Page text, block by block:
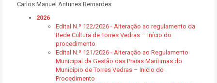
Carlos Manuel Antunes Bernardes
2026
Edital N.º 122/2026 - Alteração ao regulamento da
Rede Cultura de Torres Vedras – Início do
procedimento
Edital N.º 121/2026 - Alteração ao Regulamento
Municipal da Gestão das Praias Marítimas do
Município de Torres Vedras – Inicio do
Procedimento